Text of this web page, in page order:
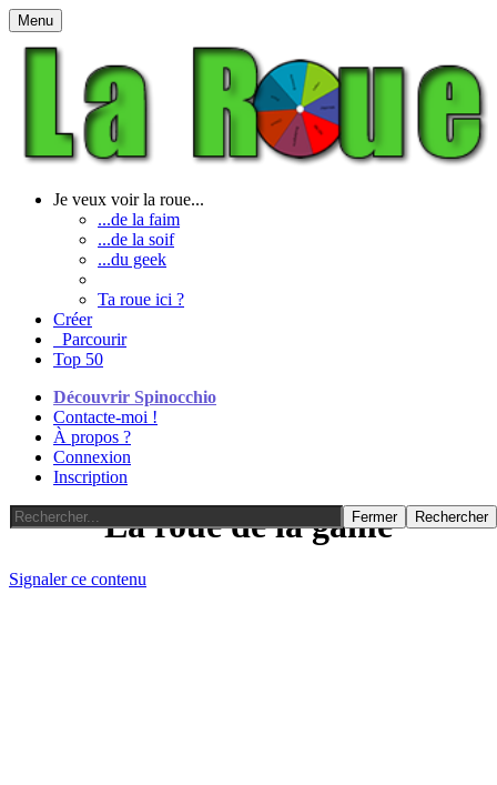
Menu
Je veux voir la roue...
...de la faim
...de la soif
...du geek
Ta roue ici ?
Créer
Parcourir
Top 50
Découvrir Spinocchio
Contacte-moi !
À propos ?
Connexion
Inscription
Fermer Rechercher
La roue de la game
Signaler ce contenu